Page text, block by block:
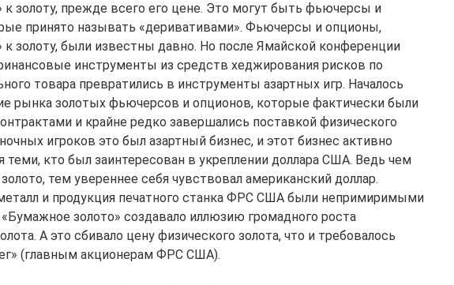
к золоту, прежде всего его цене. Это могут быть фьючерсы и
принято называть «деривативами». Фьючерсы и опционы,
к золоту, были известны давно. Но после Ямайской конференции
инструменты из средств хеджирования рисков по
товара превратились в инструменты азартных игр. Началось
рынка золотых фьючерсов и опционов, которые фактически были
и крайне редко завершались поставкой физического
игроков это был азартный бизнес, и этот бизнес активно
теми, кто был заинтересован в укреплении доллара США. Ведь чем
тем увереннее себя чувствовал американский доллар.
и продукция печатного станка ФРС США были непримиримыми
золото» создавало иллюзию громадного роста
А это сбивало цену физического золота, что и требовалось
(главным акционерам ФРС США).